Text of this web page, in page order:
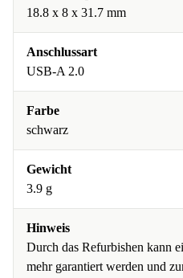
18.8 x 8 x 31.7 mm
Anschlussart
USB-A 2.0
Farbe
schwarz
Gewicht
3.9 g
Hinweis
Durch das Refurbishen kann
mehr garantiert werden und